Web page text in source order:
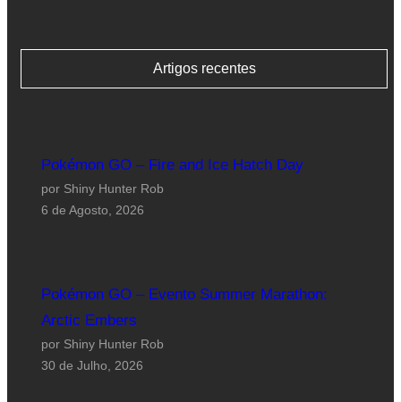
Artigos recentes
Pokémon GO – Fire and Ice Hatch Day
por Shiny Hunter Rob
6 de Agosto, 2026
Pokémon GO – Evento Summer Marathon:
Arctic Embers
por Shiny Hunter Rob
30 de Julho, 2026